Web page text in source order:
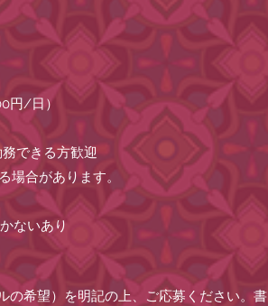
円/日）
できる方歓迎
合があります。
ないあり
希望）を明記の上、ご応募ください。書